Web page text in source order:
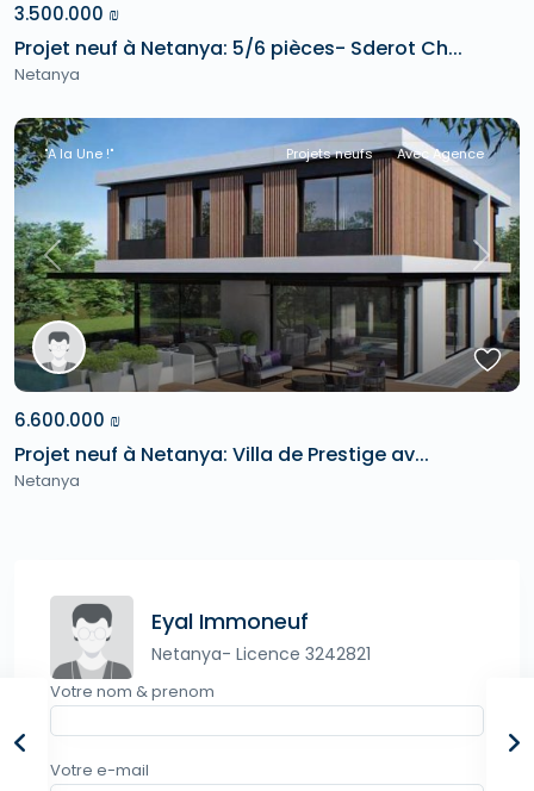
3.500.000 ₪
Projet neuf à Netanya: 5/6 pièces- Sderot Ch...
Netanya
Previous Next
"A la Une !" Projets neufs Avec Agence
6.600.000 ₪
Projet neuf à Netanya: Villa de Prestige av...
Netanya
Eyal Immoneuf
Netanya- Licence 3242821
Votre nom & prenom
Votre e-mail